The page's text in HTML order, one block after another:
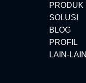
PRODUK
SOLUSI
BLOG
PROFIL
LAIN-LAIN